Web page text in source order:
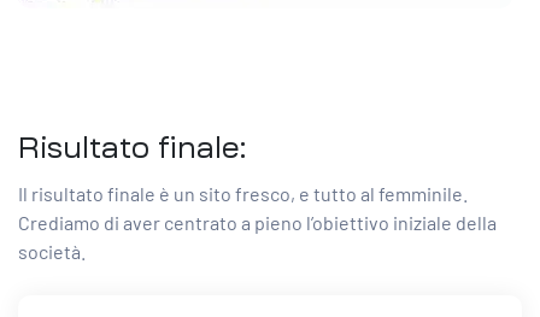
Risultato finale:
Il risultato finale è un sito fresco, e tutto al femminile.
Crediamo di aver centrato a pieno l’obiettivo iniziale della
società.